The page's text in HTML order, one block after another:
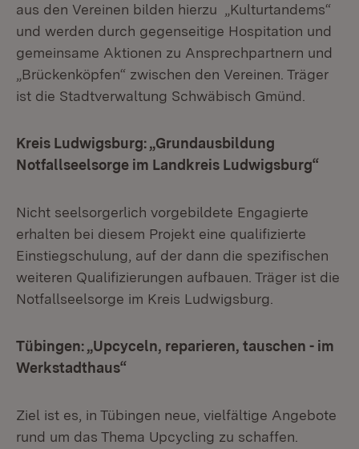
aus den Vereinen bilden hierzu „Kulturtandems“
und werden durch gegenseitige Hospitation und
gemeinsame Aktionen zu Ansprechpartnern und
„Brückenköpfen“ zwischen den Vereinen. Träger
ist die Stadtverwaltung Schwäbisch Gmünd.
Kreis Ludwigsburg: „Grundausbildung
Notfallseelsorge im Landkreis Ludwigsburg“
Nicht seelsorgerlich vorgebildete Engagierte
erhalten bei diesem Projekt eine qualifizierte
Einstiegschulung, auf der dann die spezifischen
weiteren Qualifizierungen aufbauen. Träger ist die
Notfallseelsorge im Kreis Ludwigsburg.
Tübingen: „Upcyceln, reparieren, tauschen - im
Werkstadthaus“
Ziel ist es, in Tübingen neue, vielfältige Angebote
rund um das Thema Upcycling zu schaffen.